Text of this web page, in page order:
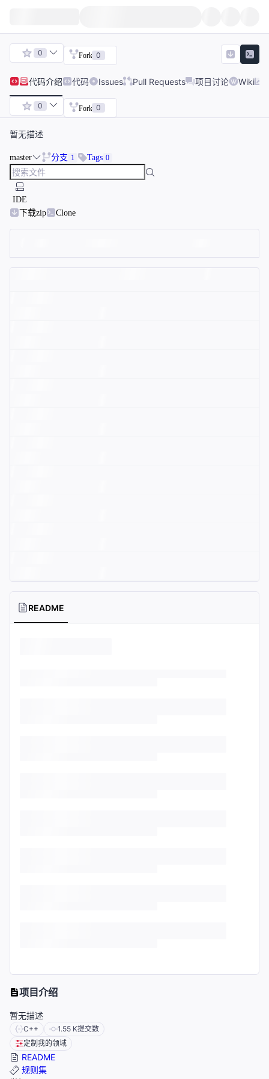
0 Fork 0
代码介绍 代码 Issues Pull Requests 项目讨论 Wiki
0 Fork 0
暂无描述
master 分支 1 Tags 0
IDE
下载zip
Clone
README
项目介绍
暂无描述
C++ 1.55 K提交数
定制我的领域
README
规则集